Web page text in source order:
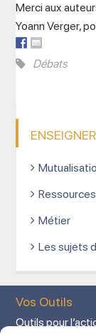
Merci aux
Yoann Verger,
Débats
Métier
Les sujets
Vos Outils
Outils pour